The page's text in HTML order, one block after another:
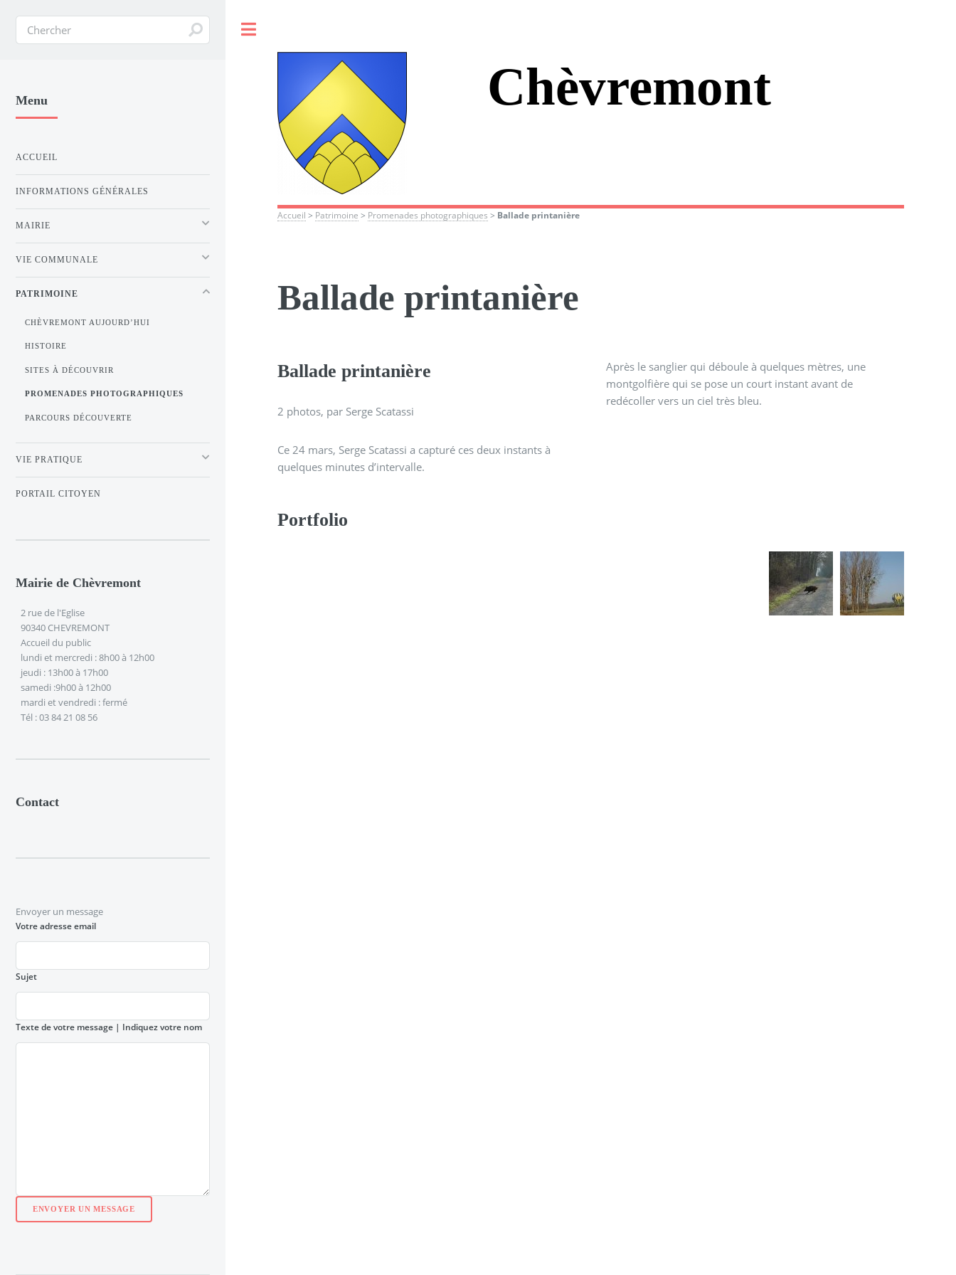
Chèvremont
Accueil > Patrimoine > Promenades photographiques > Ballade printanière
Ballade printanière
Ballade printanière
2 photos, par Serge Scatassi
Ce 24 mars, Serge Scatassi a capturé ces deux instants à
quelques minutes d’intervalle.
Après le sanglier qui déboule à quelques mètres, une
montgolfière qui se pose un court instant avant de
redécoller vers un ciel très bleu.
Portfolio
Menu
ACCUEIL
INFORMATIONS GÉNÉRALES
MAIRIE
VIE COMMUNALE
PATRIMOINE
CHÈVREMONT AUJOURD’HUI
HISTOIRE
SITES À DÉCOUVRIR
PROMENADES PHOTOGRAPHIQUES
PARCOURS DÉCOUVERTE
VIE PRATIQUE
PORTAIL CITOYEN
Mairie de Chèvremont
2 rue de l'Eglise
90340 CHEVREMONT
Accueil du public
lundi et mercredi : 8h00 à 12h00
jeudi : 13h00 à 17h00
samedi :9h00 à 12h00
mardi et vendredi : fermé
Tél : 03 84 21 08 56
Contact
Envoyer un message
Votre adresse email
Sujet
Texte de votre message | Indiquez votre nom